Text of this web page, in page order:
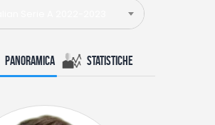
Che
di Giulia
Panoramica Statistiche